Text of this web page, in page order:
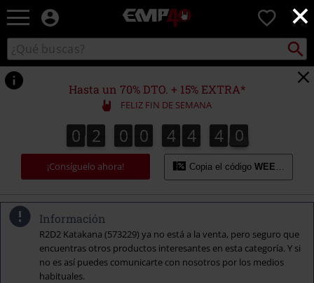
×
EMP
Música,
TV
&
Gaming
Merch
Ropa
Alternativa
0
Buscar
en
el
catálogo
Buscar
Hasta un 70% DTO. + 15% EXTRA*
FELIZ FIN DE SEMANA
0
0 2
2 0
0 0
0 4
4 4
4 3
4
3 8
0
9
¡Consíguelo ahora! Copia el código WEEKEND
Información
R2D2 Katakana (573229) ya no está a la venta, pero seguro que
encuentras otros productos interesantes en esta categoría. Y si
no es así puedes comunicarte con nosotros por los medios
habituales.